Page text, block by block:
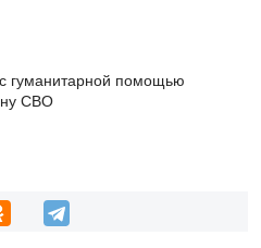
гуманитарной помощью
СВО